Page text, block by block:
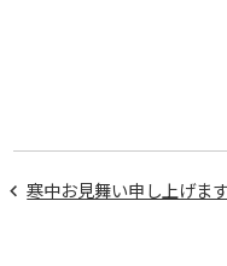
寒中お見舞い申し上げます